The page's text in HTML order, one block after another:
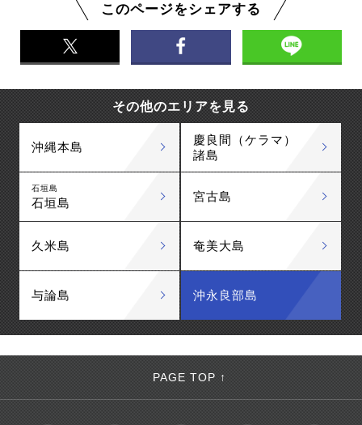
このページをシェアする
その他のエリアを見る
沖縄本島
慶良間（ケラマ）
諸島
石垣島
石垣島 宮古島
久米島 奄美大島
与論島 沖永良部島
PAGE TOP ↑